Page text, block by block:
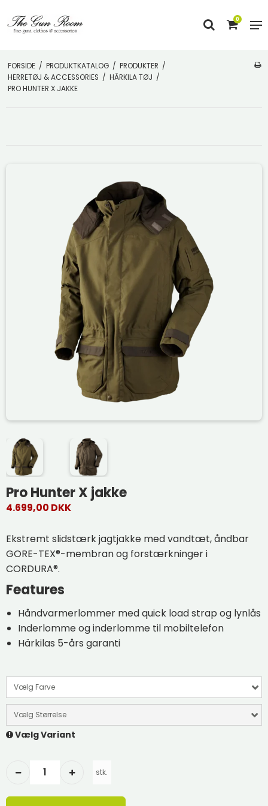
0
FORSIDE / PRODUKTKATALOG / PRODUKTER /
HERRETØJ & ACCESSORIES / HÄRKILA TØJ /
PRO HUNTER X JAKKE
Pro Hunter X jakke
4.699,00 DKK
Ekstremt slidstærk jagtjakke med vandtæt, åndbar
GORE-TEX®-membran og forstærkninger i
CORDURA®.
Features
Håndvarmerlommer med quick load strap og lynlås
Inderlomme og inderlomme til mobiltelefon
Härkilas 5-års garanti
Vælg Farve
Vælg Størrelse
Vælg Variant
stk.